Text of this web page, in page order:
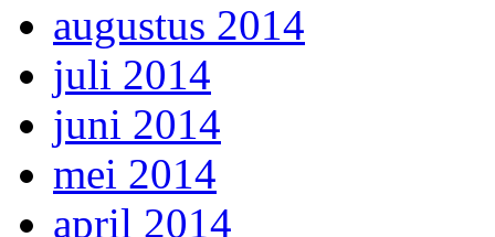
augustus 2014
juli 2014
juni 2014
mei 2014
april 2014